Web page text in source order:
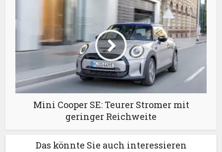
Mini Cooper SE: Teurer Stromer mit
geringer Reichweite
Das könnte Sie auch interessieren